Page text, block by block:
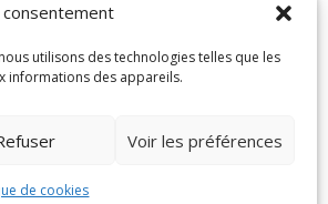
utilisons des technologies telles que les
informations des appareils.
Voir les préférences
de cookies